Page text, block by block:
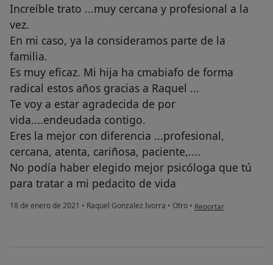
Increíble trato ...muy cercana y profesional a la
vez.
En mi caso, ya la consideramos parte de la
familia.
Es muy eficaz. Mi hija ha cmabiafo de forma
radical estos años gracias a Raquel ...
Te voy a estar agradecida de por
vida....endeudada contigo.
Eres la mejor con diferencia ...profesional,
cercana, atenta, cariñosa, paciente,....
No podía haber elegido mejor psicóloga que tú
para tratar a mi pedacito de vida
18 de enero de 2021 • Raquel Gonzalez Ivorra • Otro • en opinión del usuario
Reportar